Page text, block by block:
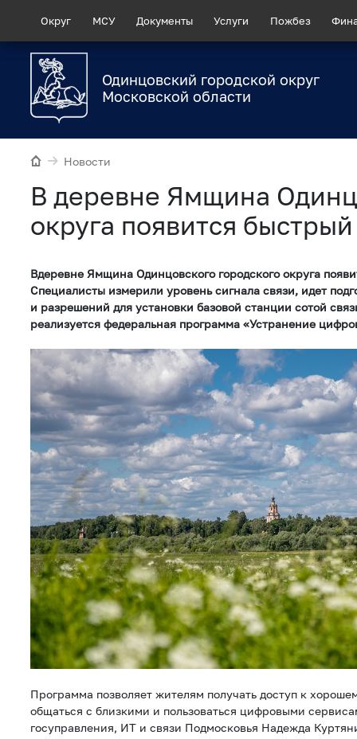
Округ МСУ Документы Услуги Пожбез
Одинцовский городской округ
Московской области
Новости
В деревне Ямщина
округа появится
Вдеревне Ямщина Одинцовского городского округа
Специалисты измерили уровень сигнала связи, идет
и разрешений для установки базовой станции сотой
реализуется федеральная программа «Устранение
Программа позволяет жителям получать доступ к
общаться с близкими и пользоваться цифровыми
госуправления, ИТ и связи Подмосковья Надежда